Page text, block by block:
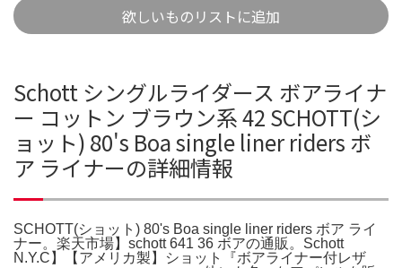
欲しいものリストに追加
Schott シングルライダース ボアライナ
ー コットン ブラウン系 42 SCHOTT(シ
ョット) 80's Boa single liner riders ボ
ア ライナーの詳細情報
SCHOTT(ショット) 80's Boa single liner riders ボア ライ
ナー。楽天市場】schott 641 36 ボアの通販。Schott
N.Y.C】【アメリカ製】ショット『ボアライナー付レザ